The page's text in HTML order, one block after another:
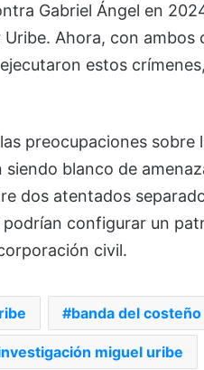
Gabriel Ángel en
Ahora, con ambos
estos
preocupaciones sobre
blanco de
dos atentados
configurar un
civil.
banda del costeño
miguel uribe